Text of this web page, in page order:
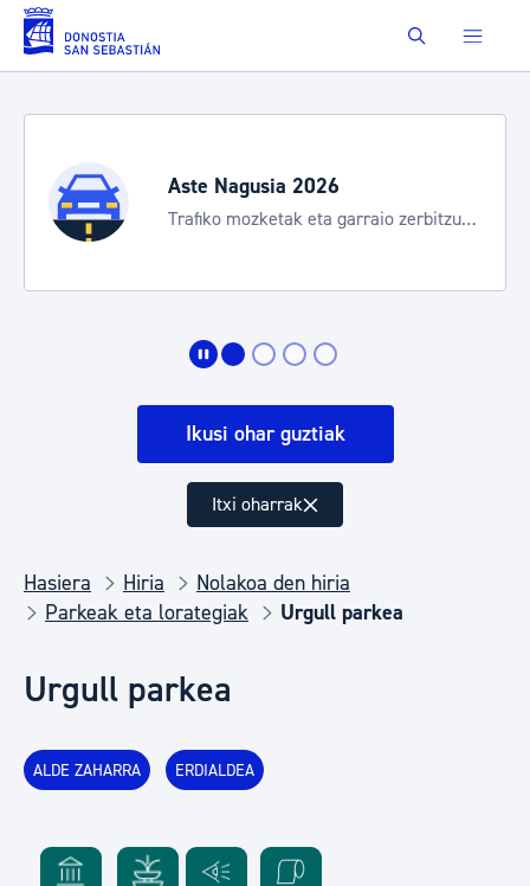
Eduki nagusira joan Buscar
Aste Nagusia 2026
Trafiko mozketak eta garraio zerbitzu
Ikusi ohar guztiak
Itxi oharrak
Hasiera Hiria
Nolakoa den hiria
Parkeak eta lorategiak
Urgull parkea
Urgull parkea
ALDE ZAHARRA ERDIALDEA